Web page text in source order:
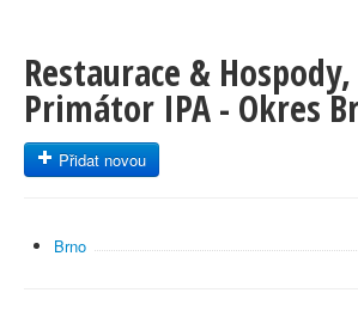
Restaurace &
Primátor IPA - Okres
Přidat novou
Brno